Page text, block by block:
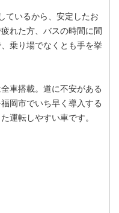
ているから、安定したお
れた方、バスの時間に間
乗り場でなくとも手を挙
車搭載。道に不安がある
岡市でいち早く導入する
運転しやすい車です。